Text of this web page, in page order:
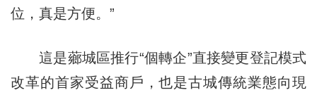
位，真是方便。”
這是薌城區推行“個轉企”直接變更登記模式
改革的首家受益商戶，也是古城傳統業態向現